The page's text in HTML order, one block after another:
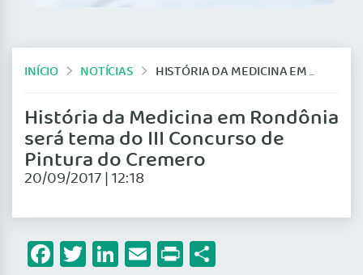
INÍCIO NOTÍCIAS HISTÓRIA DA MEDICINA EM RONDÔNIA SERÁ TEMA DO III CONCURSO DE PINTURA DO CREMERO
História da Medicina em Rondônia
será tema do III Concurso de
Pintura do Cremero
20/09/2017 | 12:18
Facebook
Twitter
LinkedIn
Email
Print